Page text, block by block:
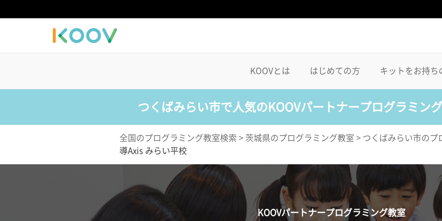
KOOVとは はじめての方 キットをお持ち
つくばみらい市で人気のKOOVパートナープログラミン
全国のプログラミング教室検索 > 茨城県のプログラミング教室 > つくばみらい市のプ
導Axis みらい平校
KOOVパートナープログラミング教室